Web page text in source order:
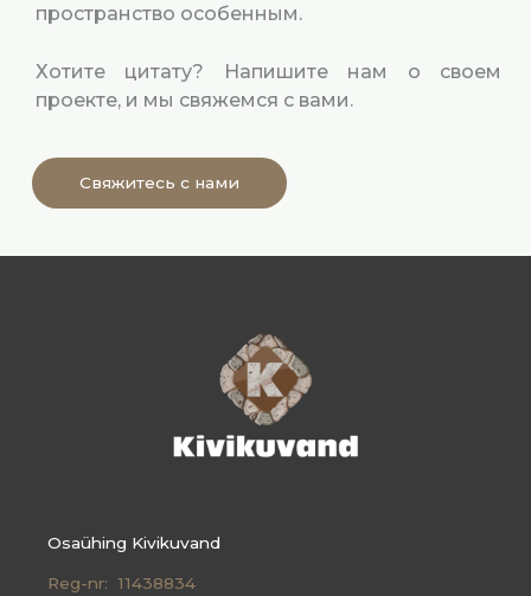
пространство особенным.
Хотите цитату? Напишите нам о своем
проекте, и мы свяжемся с вами.
Свяжитесь с нами
Osaühing Kivikuvand
Reg-nr: 11438834